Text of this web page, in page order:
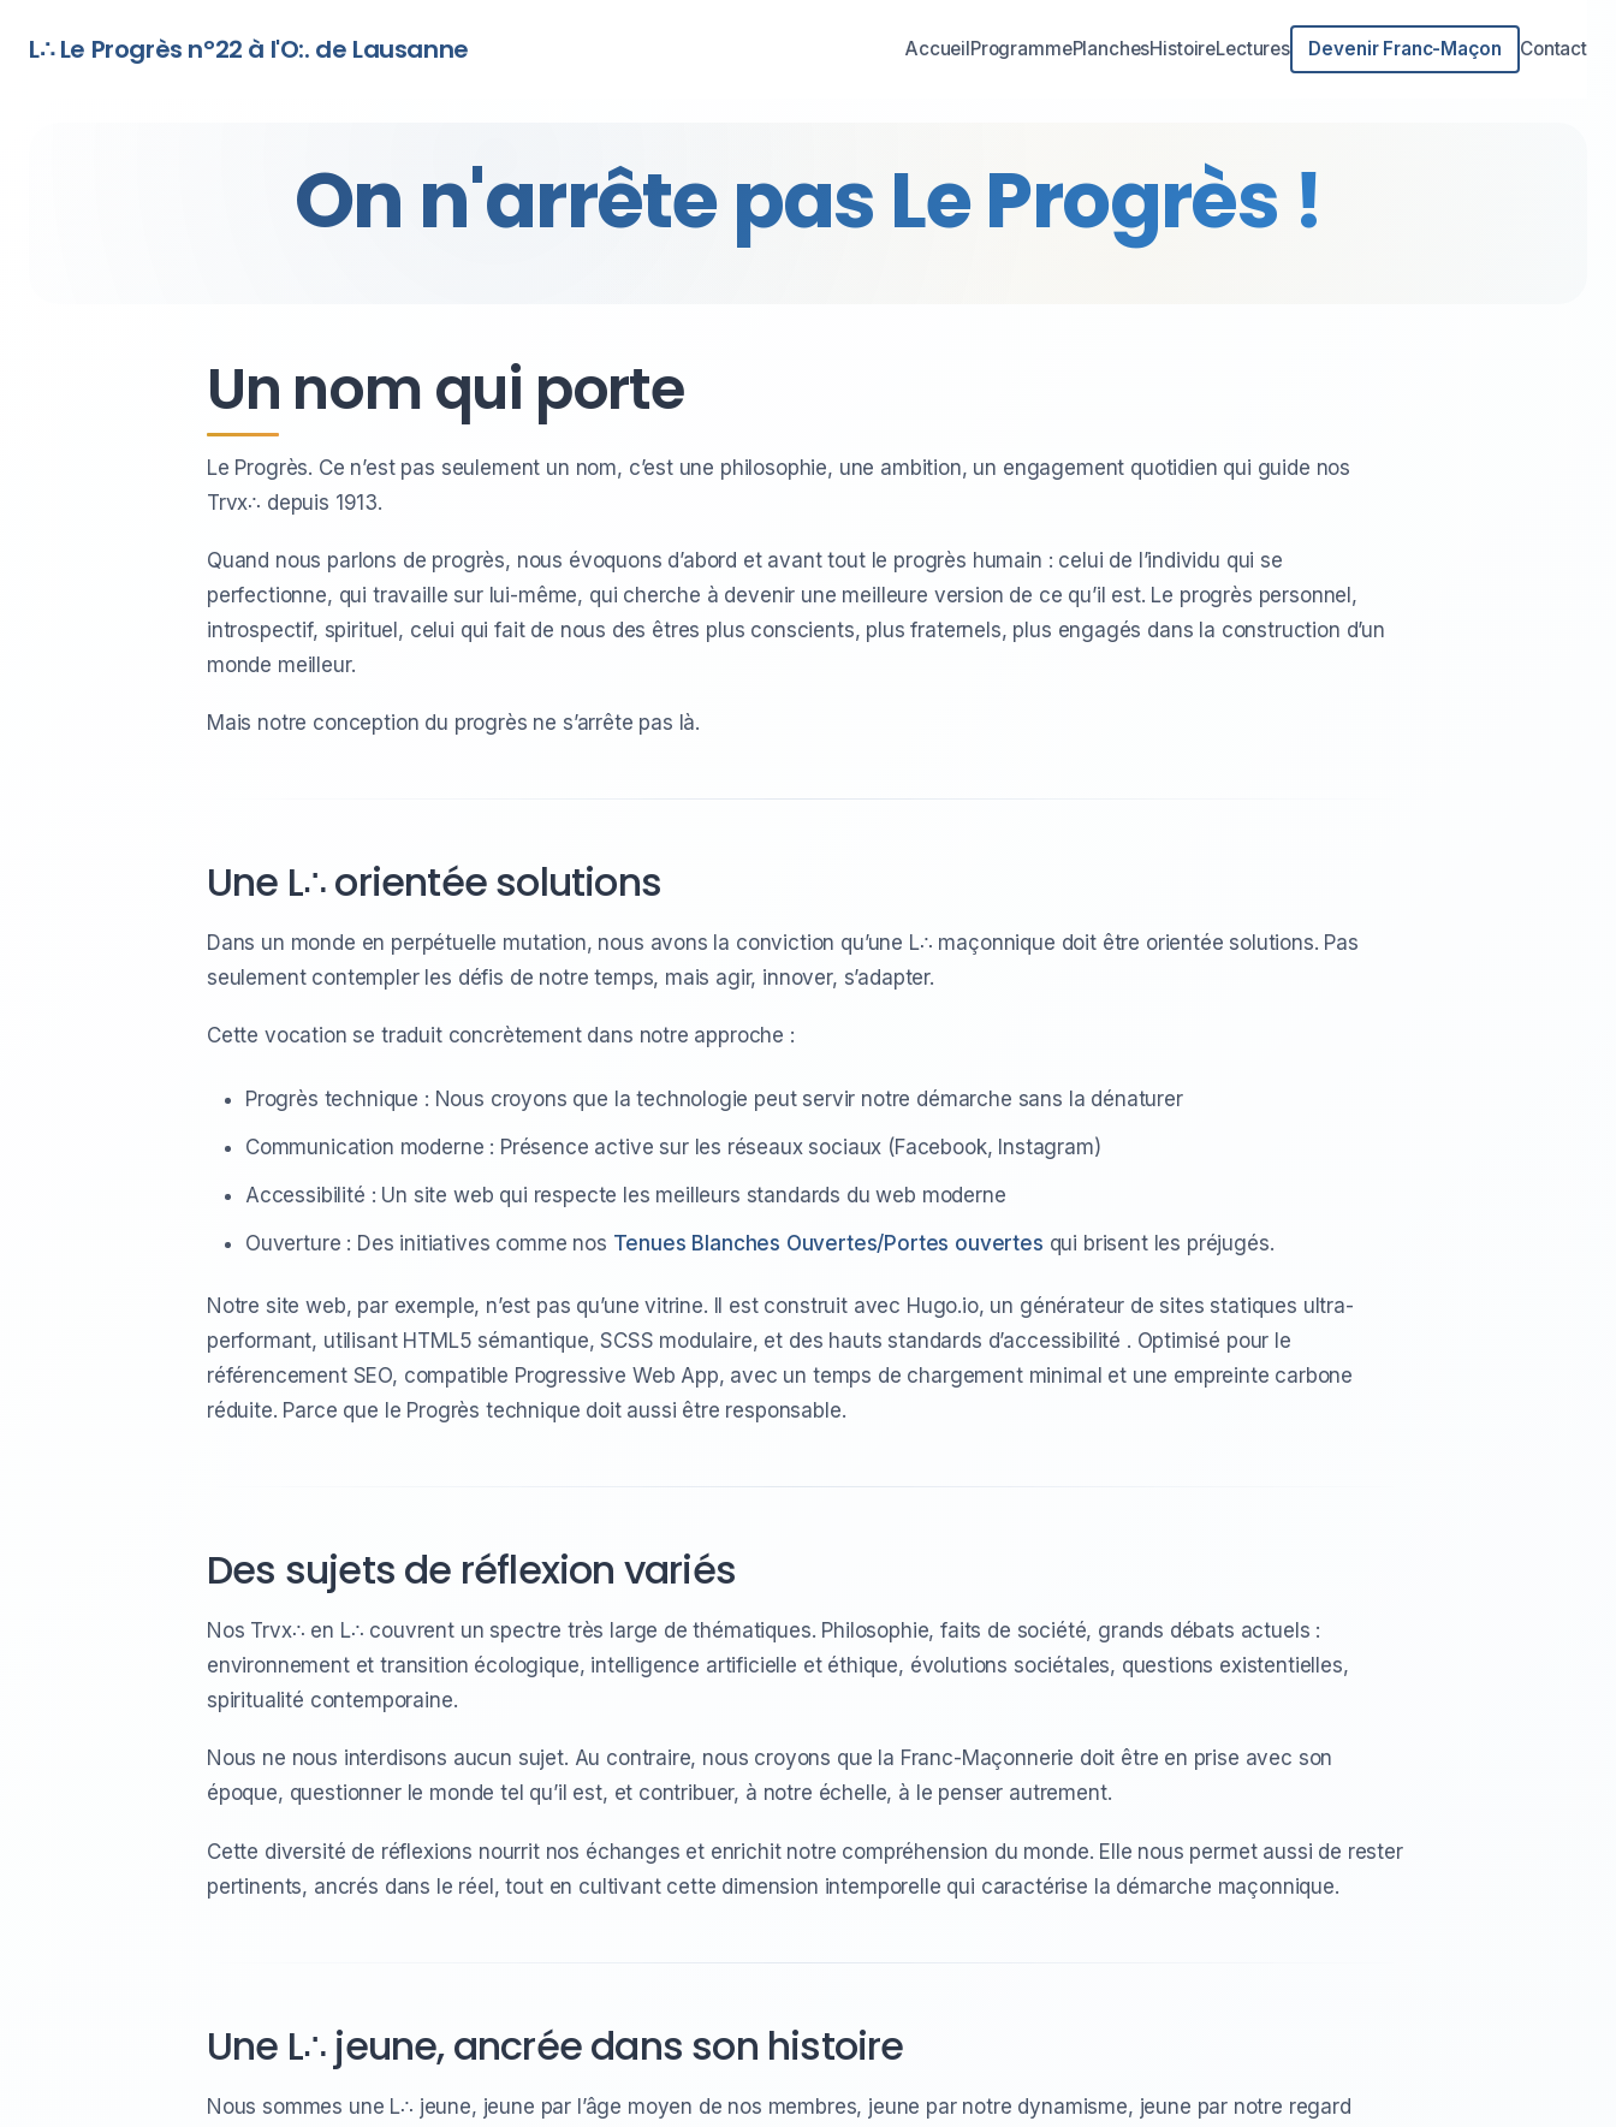
L∴ Le Progrès n°22 à l'O:. de Lausanne AccueilProgrammePlanchesHistoireLectures Devenir Franc-Maçon Contact
On n'arrête pas Le Progrès !
Un nom qui porte
Le Progrès. Ce n’est pas seulement un nom, c’est une philosophie, une ambition, un engagement quotidien qui guide nos
Trvx∴ depuis 1913.
Quand nous parlons de progrès, nous évoquons d’abord et avant tout le progrès humain : celui de l’individu qui se
perfectionne, qui travaille sur lui-même, qui cherche à devenir une meilleure version de ce qu’il est. Le progrès personnel,
introspectif, spirituel, celui qui fait de nous des êtres plus conscients, plus fraternels, plus engagés dans la construction d’un
monde meilleur.
Mais notre conception du progrès ne s’arrête pas là.
Une L∴ orientée solutions
Dans un monde en perpétuelle mutation, nous avons la conviction qu’une L∴ maçonnique doit être orientée solutions. Pas
seulement contempler les défis de notre temps, mais agir, innover, s’adapter.
Cette vocation se traduit concrètement dans notre approche :
Progrès technique : Nous croyons que la technologie peut servir notre démarche sans la dénaturer
Communication moderne : Présence active sur les réseaux sociaux (Facebook, Instagram)
Accessibilité : Un site web qui respecte les meilleurs standards du web moderne
Ouverture : Des initiatives comme nos Tenues Blanches Ouvertes/Portes ouvertes qui brisent les préjugés.
Notre site web, par exemple, n’est pas qu’une vitrine. Il est construit avec Hugo.io, un générateur de sites statiques ultra-
performant, utilisant HTML5 sémantique, SCSS modulaire, et des hauts standards d’accessibilité . Optimisé pour le
référencement SEO, compatible Progressive Web App, avec un temps de chargement minimal et une empreinte carbone
réduite. Parce que le Progrès technique doit aussi être responsable.
Des sujets de réflexion variés
Nos Trvx∴ en L∴ couvrent un spectre très large de thématiques. Philosophie, faits de société, grands débats actuels :
environnement et transition écologique, intelligence artificielle et éthique, évolutions sociétales, questions existentielles,
spiritualité contemporaine.
Nous ne nous interdisons aucun sujet. Au contraire, nous croyons que la Franc-Maçonnerie doit être en prise avec son
époque, questionner le monde tel qu’il est, et contribuer, à notre échelle, à le penser autrement.
Cette diversité de réflexions nourrit nos échanges et enrichit notre compréhension du monde. Elle nous permet aussi de rester
pertinents, ancrés dans le réel, tout en cultivant cette dimension intemporelle qui caractérise la démarche maçonnique.
Une L∴ jeune, ancrée dans son histoire
Nous sommes une L∴ jeune, jeune par l’âge moyen de nos membres, jeune par notre dynamisme, jeune par notre regard